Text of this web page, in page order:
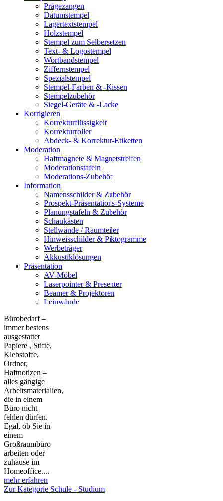
Prägezangen
Datumstempel
Lagertextstempel
Holzstempel
Stempel zum Selbersetzen
Text- & Logostempel
Wortbandstempel
Ziffernstempel
Spezialstempel
Stempel-Farben & -Kissen
Stempelzubehör
Siegel-Geräte & -Lacke
Korrigieren
Korrekturflüssigkeit
Korrekturroller
Abdeck- & Korrektur-Etiketten
Moderation
Haftmagnete & Magnetstreifen
Moderationstafeln
Moderations-Zubehör
Information
Namensschilder & Zubehör
Prospekt-Präsentations-Systeme
Planungstafeln & Zubehör
Schaukästen
Stellwände / Raumteiler
Hinweisschilder & Piktogramme
Werbeträger
Akkustiklösungen
Präsentation
AV-Möbel
Laserpointer & Presenter
Beamer & Projektoren
Leinwände
Bürobedarf –
immer bestens
ausgestattet
Papiere , Stifte,
Klebstoffe,
Ordner,
Haftnotizen –
alles gängige
Arbeitsmaterialien,
die in einem
Büro nicht
fehlen dürfen.
Egal, ob Sie in
einem
Großraumbüro
arbeiten oder
zuhause im
Homeoffice....
mehr erfahren
Zur Kategorie Schule - Studium